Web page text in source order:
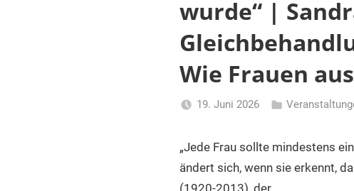
wurde“ |
Wie Frauen
19. Juni 2026
Gerhalter
„Jede Frau sollte mindestens
ändert sich, wenn sie erkennt,
(1920-2013), der